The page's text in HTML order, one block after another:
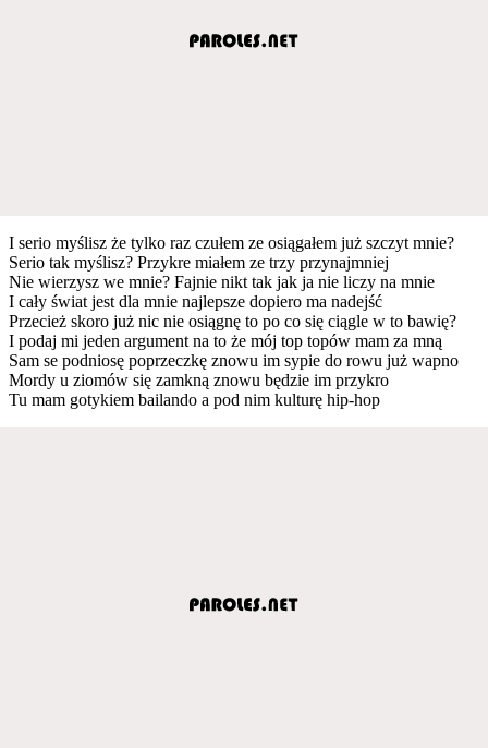
I serio myślisz że tylko raz czułem ze osiągałem już szczyt mnie?
Serio tak myślisz? Przykre miałem ze trzy przynajmniej
Nie wierzysz we mnie? Fajnie nikt tak jak ja nie liczy na mnie
I cały świat jest dla mnie najlepsze dopiero ma nadejść
Przecież skoro już nic nie osiągnę to po co się ciągle w to bawię?
I podaj mi jeden argument na to że mój top topów mam za mną
Sam se podniosę poprzeczkę znowu im sypie do rowu już wapno
Mordy u ziomów się zamkną znowu będzie im przykro
Tu mam gotykiem bailando a pod nim kulturę hip-hop